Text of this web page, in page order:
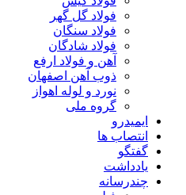
فولاد گل گهر
فولاد سنگان
فولاد شادگان
آهن و فولاد ارفع
ذوب آهن اصفهان
نورد و لوله اهواز
گروه ملی
ایمیدرو
انتصاب ها
گفتگو
یادداشت
چندرسانه